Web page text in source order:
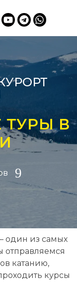
В
– один из самых
отправляемся
катанию,
курсы